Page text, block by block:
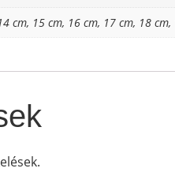
cm, 15 cm, 16 cm, 17 cm, 18